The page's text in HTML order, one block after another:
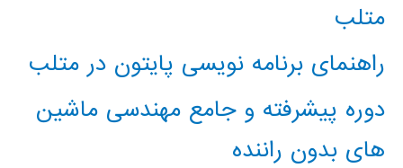
متلب
راهنمای برنامه نویسی پایتون در متلب
دوره پیشرفته و جامع مهندسی ماشین
های بدون راننده